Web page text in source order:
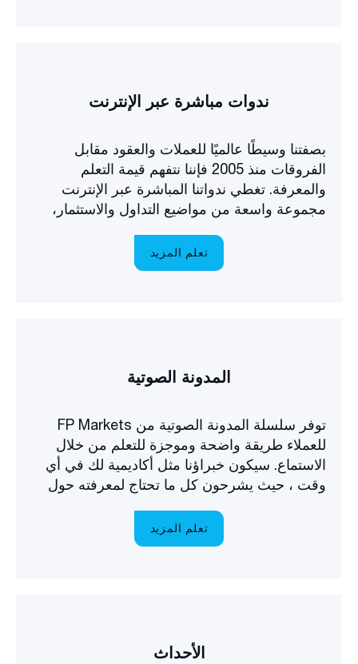
ندوات مباشرة عبر الإنترنت
بصفتنا وسيطًا عالميًا للعملات والعقود مقابل
الفروقات منذ 2005 فإننا نتفهم قيمة التعلم
والمعرفة. تغطي ندواتنا المباشرة عبر الإنترنت
مجموعة واسعة من مواضيع التداول والاستثمار،
تعلم المزيد
المدونة الصوتية
توفر سلسلة المدونة الصوتية من FP Markets
للعملاء طريقة واضحة وموجزة للتعلم من خلال
الاستماع. سيكون خبراؤنا مثل أكاديمية لك في أي
وقت ، حيث يشرحون كل ما تحتاج لمعرفته حول
تعلم المزيد
الأحداث